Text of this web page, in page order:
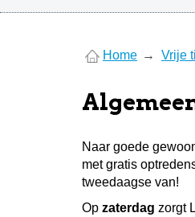
are
Home Vrije
Naar goede
met gratis
tweedaagse van!
Op zaterdag zorgt